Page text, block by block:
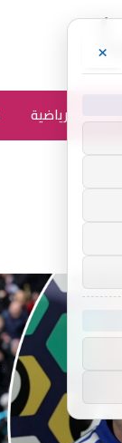
متفرقات رياضية
×